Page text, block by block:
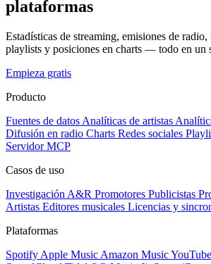
plataformas
Estadísticas de streaming, emisiones de radio,
playlists y posiciones en charts — todo en un
Empieza gratis
Producto
Fuentes de datos Analíticas de artistas
Difusión en radio Charts Redes sociales
Servidor MCP
Casos de uso
Investigación A&R Promotores Publicistas
Artistas Editores musicales Licencias y
Plataformas
Spotify Apple Music Amazon MusicYouTube